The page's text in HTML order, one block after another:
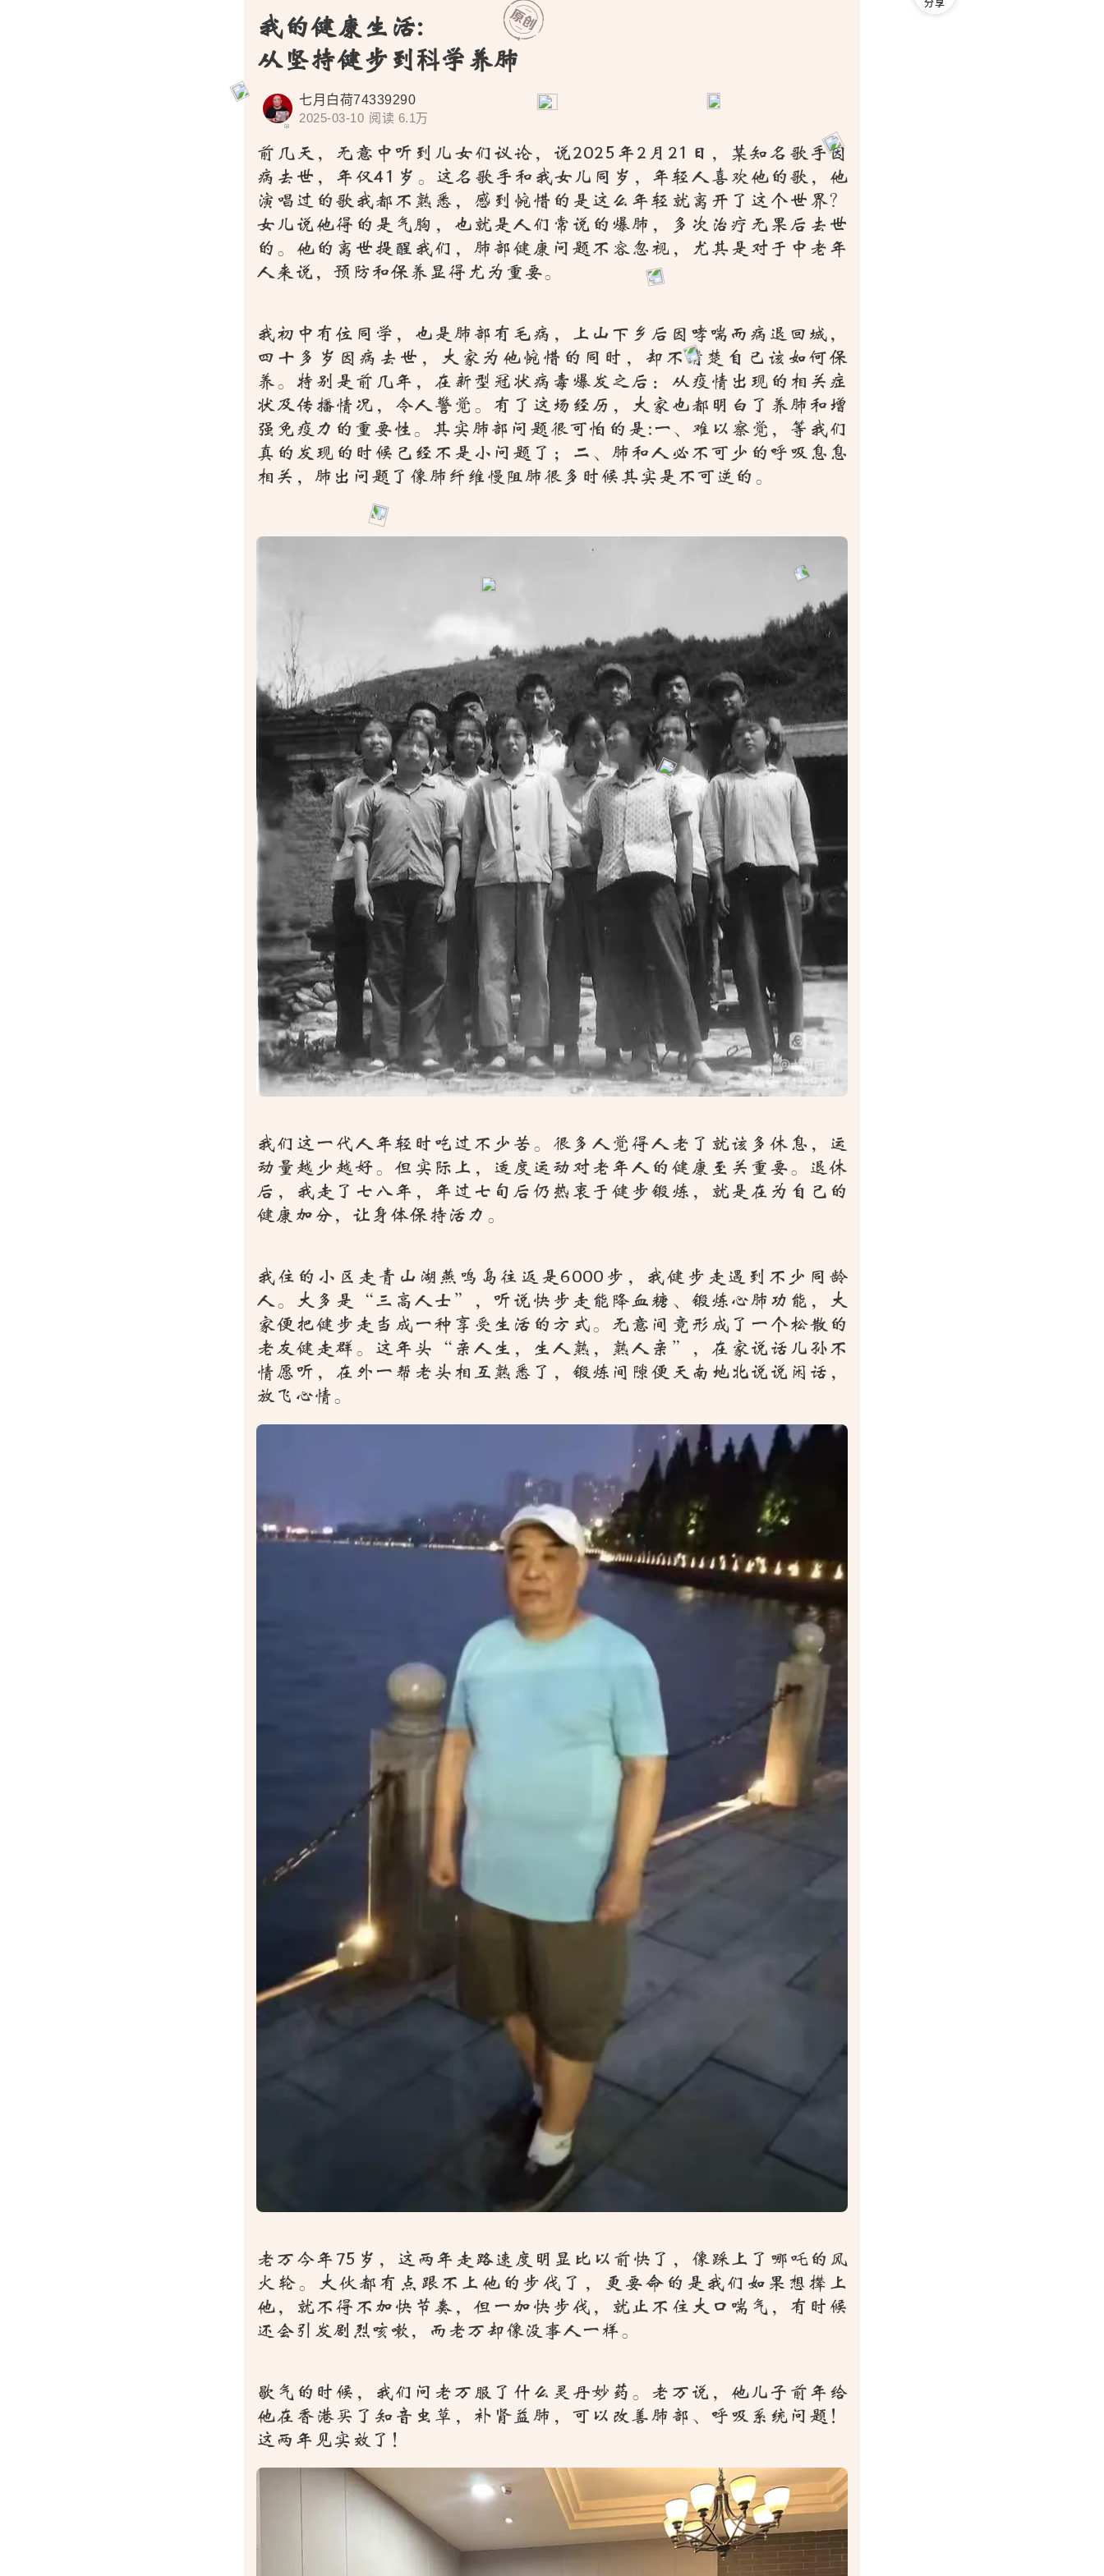
我的健康生活:
从坚持健步到科学养肺
七月白荷74339290
2025-03-10 阅读 6.1万
前几天，无意中听到儿女们议论，说2025年2月21日，某知名歌手因
病去世，年仅41岁。这名歌手和我女儿同岁，年轻人喜欢他的歌，他
演唱过的歌我都不熟悉，感到惋惜的是这么年轻就离开了这个世界？
女儿说他得的是气胸，也就是人们常说的爆肺，多次治疗无果后去世
的。他的离世提醒我们，肺部健康问题不容忽视，尤其是对于中老年
人来说，预防和保养显得尤为重要。
我初中有位同学，也是肺部有毛病，上山下乡后因哮喘而病退回城，
四十多岁因病去世，大家为他惋惜的同时，却不清楚自已该如何保
养。特别是前几年，在新型冠状病毒爆发之后：从疫情出现的相关症
状及传播情况，令人警觉。有了这场经历，大家也都明白了养肺和增
强免疫力的重要性。其实肺部问题很可怕的是:一、难以察觉，等我们
真的发现的时候己经不是小问题了；二、肺和人必不可少的呼吸息息
相关，肺出问题了像肺纤维慢阻肺很多时候其实是不可逆的。
我们这一代人年轻时吃过不少苦。很多人觉得人老了就该多休息，运
动量越少越好。但实际上，适度运动对老年人的健康至关重要。退休
后，我走了七八年，年过七旬后仍热衷于健步锻炼，就是在为自己的
健康加分，让身体保持活力。
我住的小区走青山湖燕鸣岛往返是6000步，我健步走遇到不少同龄
人。大多是“三高人士”，听说快步走能降血糖、锻炼心肺功能，大
家便把健步走当成一种享受生活的方式。无意间竟形成了一个松散的
老友健走群。这年头“亲人生，生人熟，熟人亲”，在家说话儿孙不
情愿听，在外一帮老头相互熟悉了，锻炼间隙便天南地北说说闲话，
放飞心情。
老万今年75岁，这两年走路速度明显比以前快了，像踩上了哪吒的风
火轮。大伙都有点跟不上他的步伐了，更要命的是我们如果想撵上
他，就不得不加快节奏，但一加快步伐，就止不住大口喘气，有时候
还会引发剧烈咳嗽，而老万却像没事人一样。
歇气的时候，我们问老万服了什么灵丹妙药。老万说，他儿子前年给
他在香港买了知音虫草，补肾益肺，可以改善肺部、呼吸系统问题！
这两年见实效了！
分享